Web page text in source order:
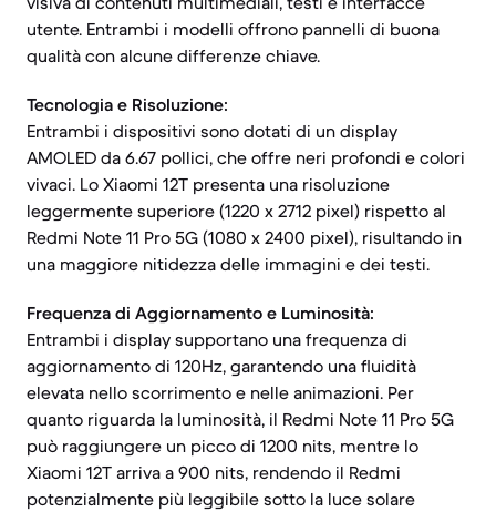
utente. Entrambi i modelli offrono pannelli di buona
qualità con alcune differenze chiave.
Tecnologia e Risoluzione:
Entrambi i dispositivi sono dotati di un display
AMOLED da 6.67 pollici, che offre neri profondi e colori
vivaci. Lo Xiaomi 12T presenta una risoluzione
leggermente superiore (1220 x 2712 pixel) rispetto al
Redmi Note 11 Pro 5G (1080 x 2400 pixel), risultando in
una maggiore nitidezza delle immagini e dei testi.
Frequenza di Aggiornamento e Luminosità:
Entrambi i display supportano una frequenza di
aggiornamento di 120Hz, garantendo una fluidità
elevata nello scorrimento e nelle animazioni. Per
quanto riguarda la luminosità, il Redmi Note 11 Pro 5G
può raggiungere un picco di 1200 nits, mentre lo
Xiaomi 12T arriva a 900 nits, rendendo il Redmi
potenzialmente più leggibile sotto la luce solare